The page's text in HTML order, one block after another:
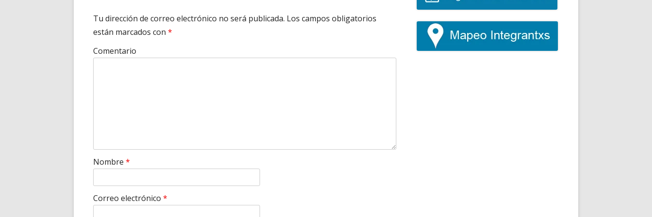
Tu dirección de correo electrónico no será publicada. Los campos obligatorios
están marcados con *
Comentario
Nombre *
Correo electrónico *